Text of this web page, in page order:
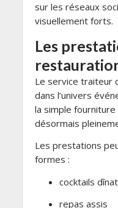
sur les réseaux
visuellement forts.
Les
Le service traiteur
dans l’univers
la simple
désormais
Les prestations
formes :
cocktails
repas assis